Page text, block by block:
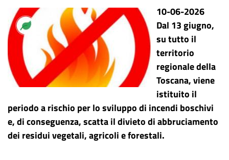
10-06-2026
Dal 13 giugno,
su tutto il
territorio
regionale della
Toscana, viene
istituito il
periodo a rischio per lo sviluppo di incendi boschivi
e, di conseguenza, scatta il divieto di abbruciamento
dei residui vegetali, agricoli e forestali.